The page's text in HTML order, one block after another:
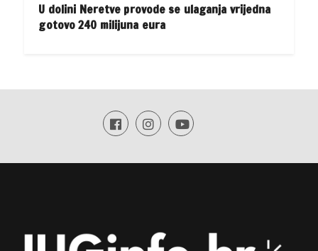
U dolini Neretve provode se ulaganja vrijedna
gotovo 240 milijuna eura